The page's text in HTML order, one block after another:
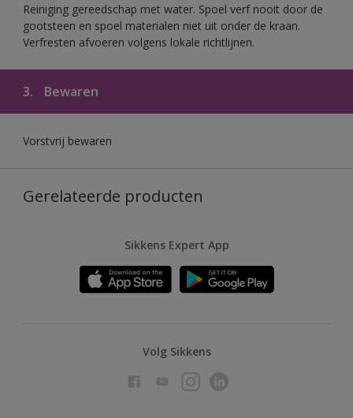
Reiniging gereedschap met water. Spoel verf nooit door de
gootsteen en spoel materialen niet uit onder de kraan.
Verfresten afvoeren volgens lokale richtlijnen.
3. Bewaren
Vorstvrij bewaren
Gerelateerde producten
Sikkens Expert App
Volg Sikkens